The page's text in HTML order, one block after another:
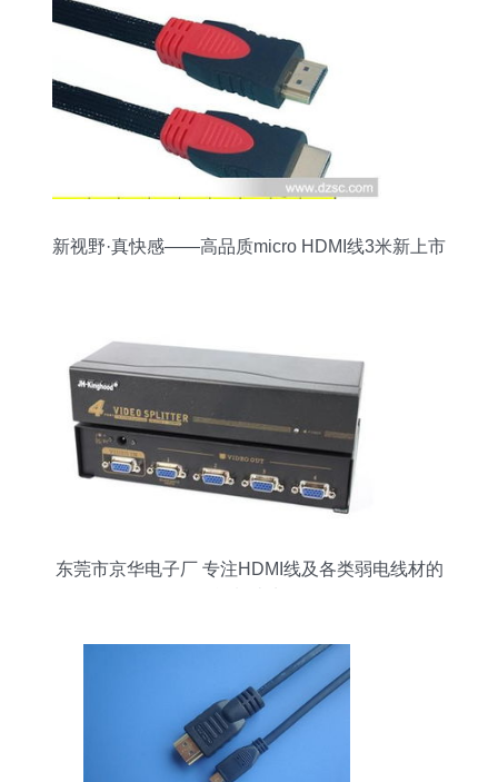
新视野·真快感——高品质micro HDMI线3米新上市
东莞市京华电子厂 专注HDMI线及各类弱电线材的